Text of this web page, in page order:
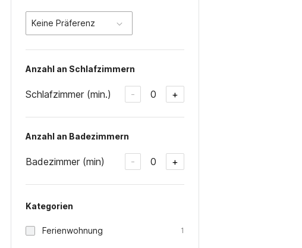
Keine Präferenz
Anzahl an Schlafzimmern
Schlafzimmer (min.) - 0 +
Anzahl an Badezimmern
Badezimmer (min) - 0 +
Kategorien
Ferienwohnung 1